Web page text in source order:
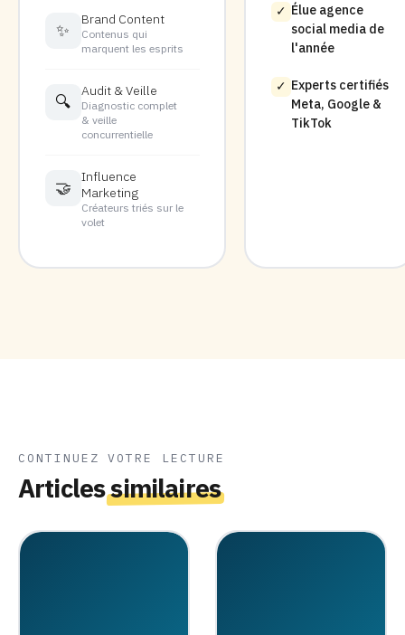
✨
Brand Content
Contenus qui
marquent les esprits
🔍
Audit & Veille
Diagnostic complet
& veille
concurrentielle
🤝
Influence
Marketing
Créateurs triés sur le
volet
✓ Élue agence
social media de
l'année
✓ Experts certifiés
Meta, Google &
TikTok
CONTINUEZ VOTRE LECTURE
Articlessimilaires